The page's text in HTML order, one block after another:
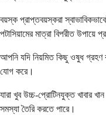
বয়স্ক প্রাপ্তবয়স্করা
পটাসিয়ামের মাত্রা বিপরীত উপায়ে
আপনি যদি নিয়মিত কিছু ওষুধ গ্রহণ
যোগ করে।
যারা খুব উচ্চ-প্রোটিনযুক্ত খাবার
সমস্যা তৈরি করতে পারে।